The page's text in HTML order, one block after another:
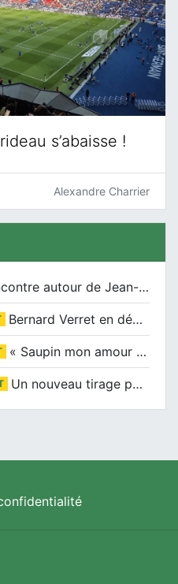
s’abaisse !
Alexandre Charrier
Une rencontre autour de Jean-Claude Suaudeau
Bernard Verret en dédicaces le samedi 13 décembre à l’Espace Culturel Atlantis
« Saupin mon amour » au salon du livre de Trentemoult
Un nouveau tirage pour le Docu-BD